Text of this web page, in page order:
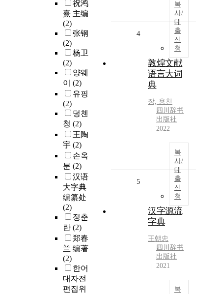
祝鸿
熹 主编
(2)
张钢
(2)
杨卫
(2)
양웨
이 (2)
유핑
(2)
덩첸
청 (2)
王陶
宇 (2)
손옥
분 (2)
汉语
大字典
编纂处
(2)
정춘
란 (2)
郑春
兰 编著
(2)
한어
대자전
편집위
복
사/
대
출
신
청
4
敦煌文献
语言大词
典
장, 용천
四川辞书
出版社
2022
복
사/
대
출
신
청
5
汉字源流
字典
王朝忠
四川辞书
出版社
2021
복